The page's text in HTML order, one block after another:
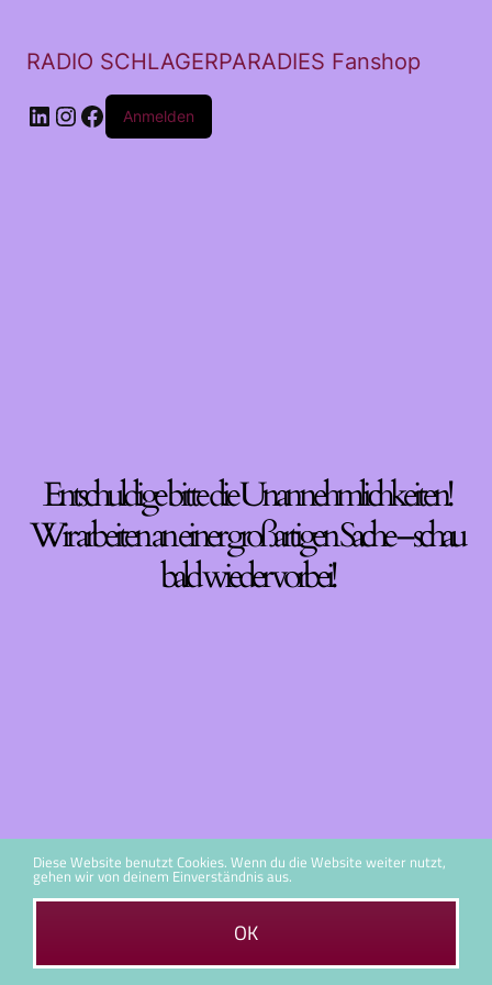
RADIO SCHLAGERPARADIES Fanshop
LinkedIn
Instagram
Facebook
Anmelden
Entschuldige bitte die Unannehmlichkeiten!
Wir arbeiten an einer großartigen Sache – schau
bald wieder vorbei!
Diese Website benutzt Cookies. Wenn du die Website weiter nutzt,
gehen wir von deinem Einverständnis aus.
OK